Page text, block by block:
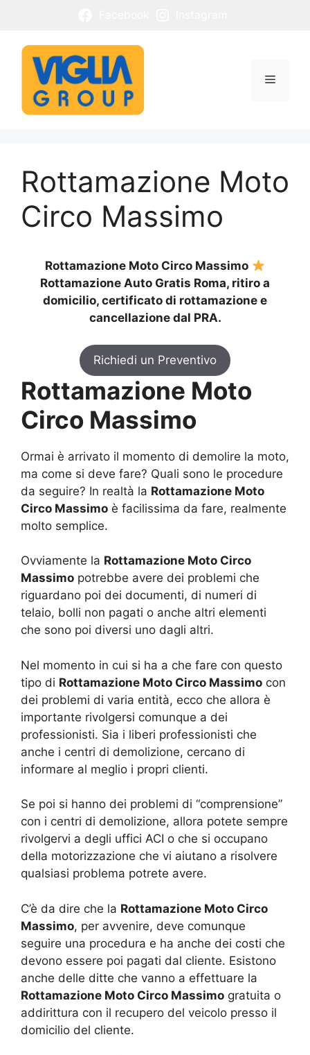
contenuto
Menu
Rottamazione Moto
Circo Massimo
Rottamazione Moto Circo Massimo
Rottamazione Auto Gratis Roma, ritiro a
domicilio, certificato di rottamazione e
cancellazione dal PRA.
Richiedi un Preventivo
Rottamazione Moto
Circo Massimo
Ormai è arrivato il momento di demolire la moto,
ma come si deve fare? Quali sono le procedure
da seguire? In realtà la Rottamazione Moto
Circo Massimo è facilissima da fare, realmente
molto semplice.
Ovviamente la Rottamazione Moto Circo
Massimo potrebbe avere dei problemi che
riguardano poi dei documenti, di numeri di
telaio, bolli non pagati o anche altri elementi
che sono poi diversi uno dagli altri.
Nel momento in cui si ha a che fare con questo
tipo di Rottamazione Moto Circo Massimo con
dei problemi di varia entità, ecco che allora è
importante rivolgersi comunque a dei
professionisti. Sia i liberi professionisti che
anche i centri di demolizione, cercano di
informare al meglio i propri clienti.
Se poi si hanno dei problemi di “comprensione”
con i centri di demolizione, allora potete sempre
rivolgervi a degli uffici ACI o che si occupano
della motorizzazione che vi aiutano a risolvere
qualsiasi problema potrete avere.
C’è da dire che la Rottamazione Moto Circo
Massimo, per avvenire, deve comunque
seguire una procedura e ha anche dei costi che
devono essere poi pagati dal cliente. Esistono
anche delle ditte che vanno a effettuare la
Rottamazione Moto Circo Massimo gratuita o
addirittura con il recupero del veicolo presso il
domicilio del cliente.